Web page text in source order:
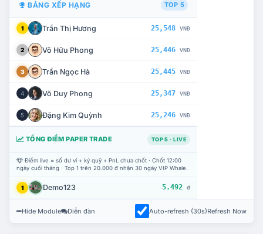
BẢNG XẾP HẠNG TOP 5
1 Trần Thị Hương 25,548 VNĐ
2 Võ Hữu Phong 25,446 VNĐ
3 Trần Ngọc Hà 25,445 VNĐ
4 Võ Duy Phong 25,347 VNĐ
5 Đặng Kim Quỳnh 25,246 VNĐ
TỔNG ĐIỂM PAPER TRADE TOP 5 · LIVE
Điểm live = số dư ví + ký quỹ + PnL chưa chốt · Chốt 12:00
ngày cuối tháng · Top 1 trên 20.000 đ nhận 30 ngày VIP Whale.
1 Demo123 5.492 đ
Hide Module Diễn đàn Auto-refresh (30s)Refresh Now